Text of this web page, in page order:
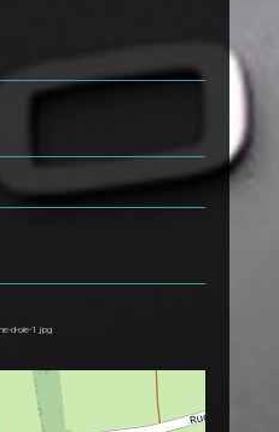
d-oie-1.jpg